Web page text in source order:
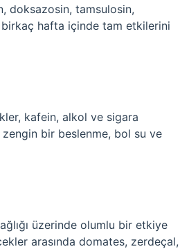
doksazosin, tamsulosin,
hafta içinde tam etkilerini
kafein, alkol ve sigara
bir beslenme, bol su ve
üzerinde olumlu bir etkiye
arasında domates, zerdeçal,